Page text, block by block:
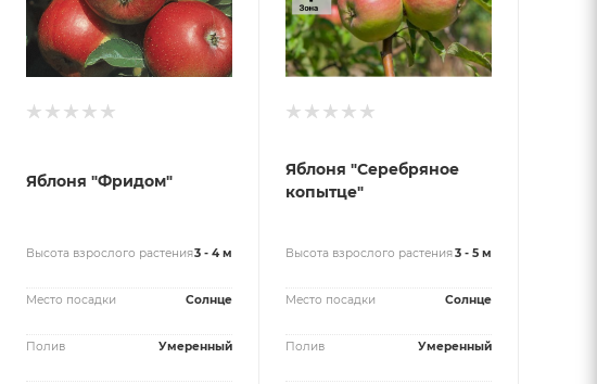
Яблоня "Фридом"
Высота взрослого растения3 - 4 м
Место посадки Солнце
Полив Умеренный
Яблоня "Серебряное
копытце"
Высота взрослого растения3 - 5 м
Место посадки Солнце
Полив Умеренный